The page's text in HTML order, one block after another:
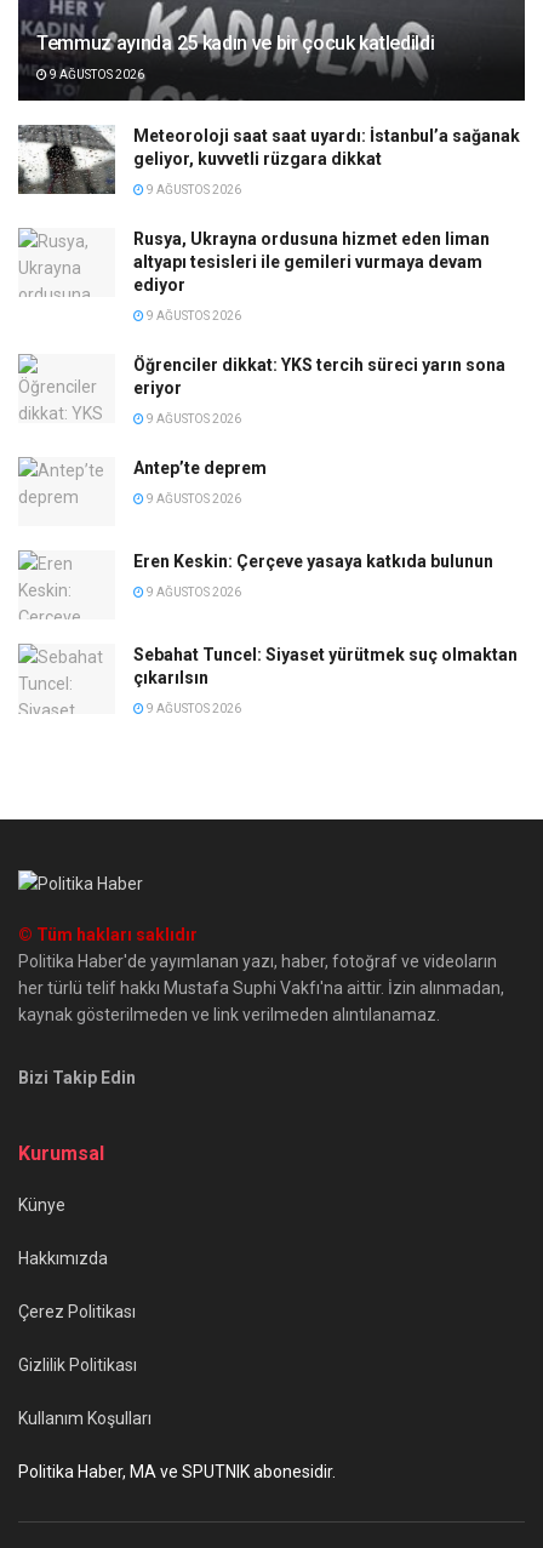
Temmuz ayında 25 kadın ve bir çocuk katledildi
9 AĞUSTOS 2026
Meteoroloji saat saat uyardı: İstanbul’a sağanak
geliyor, kuvvetli rüzgara dikkat
9 AĞUSTOS 2026
Rusya, Ukrayna ordusuna hizmet eden liman
altyapı tesisleri ile gemileri vurmaya devam
ediyor
9 AĞUSTOS 2026
Öğrenciler dikkat: YKS tercih süreci yarın sona
eriyor
9 AĞUSTOS 2026
Antep’te deprem
9 AĞUSTOS 2026
Eren Keskin: Çerçeve yasaya katkıda bulunun
9 AĞUSTOS 2026
Sebahat Tuncel: Siyaset yürütmek suç olmaktan
çıkarılsın
9 AĞUSTOS 2026
© Tüm hakları saklıdır
Politika Haber'de yayımlanan yazı, haber, fotoğraf ve videoların
her türlü telif hakkı Mustafa Suphi Vakfı'na aittir. İzin alınmadan,
kaynak gösterilmeden ve link verilmeden alıntılanamaz.
Bizi Takip Edin
Kurumsal
Künye
Hakkımızda
Çerez Politikası
Gizlilik Politikası
Kullanım Koşulları
Politika Haber, MA ve SPUTNIK abonesidir.